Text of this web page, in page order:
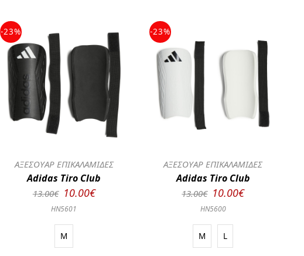
-23%
ΑΞΕΣΟΥΑΡ ΕΠΙΚΑΛΑΜΙΔΕΣ
Adidas Tiro Club
13.00€ 10.00€
HN5601
M
-23%
ΑΞΕΣΟΥΑΡ ΕΠΙΚΑΛΑΜΙΔΕΣ
Adidas Tiro Club
13.00€ 10.00€
HN5600
M L